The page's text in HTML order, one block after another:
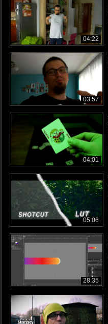
04:22
03:57
04:01
05:06
28:35